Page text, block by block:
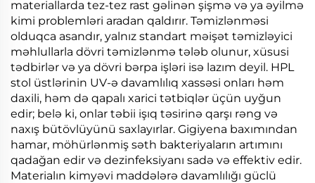
materiallarda tez-tez rast gəlinən şişmə və ya əyilmə
kimi problemləri aradan qaldırır. Təmizlənməsi
olduqca asandır, yalnız standart məişət təmizləyici
məhlullarla dövri təmizlənmə tələb olunur, xüsusi
tədbirlər və ya dövri bərpa işləri isə lazım deyil. HPL
stol üstlərinin UV-ə davamlılıq xassəsi onları həm
daxili, həm də qapalı xarici tətbiqlər üçün uyğun
edir; belə ki, onlar təbii işıq təsirinə qarşı rəng və
naxış bütövlüyünü saxlayırlar. Gigiyena baxımından
hamar, möhürlənmiş səth bakteriyaların artımını
qadağan edir və dezinfeksiyanı sadə və effektiv edir.
Materialın kimyəvi maddələrə davamlılığı güclü